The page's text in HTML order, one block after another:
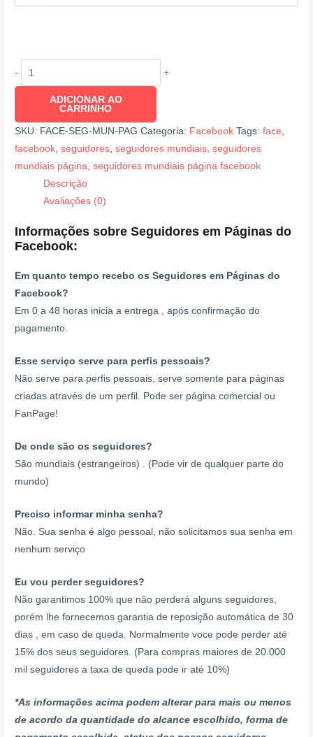
- +
ADICIONAR AO
CARRINHO
SKU: FACE-SEG-MUN-PAG Categoria: Facebook Tags:face
facebook ,seguidores ,seguidores mundiais ,seguidores
mundiais página ,seguidores mundiais página facebook
Descrição
Avaliações (0)
Informações sobre Seguidores em Páginas do
Facebook:
Em quanto tempo recebo os Seguidores em Páginas do
Facebook?
Em 0 a 48 horas inicia a entrega , após confirmação do
pagamento.
Esse serviço serve para perfis pessoais?
Não serve para perfis pessoais, serve somente para páginas
criadas através de um perfil. Pode ser página comercial ou
FanPage!
De onde são os seguidores?
São mundiais (estrangeiros) . (Pode vir de qualquer parte do
mundo)
Preciso informar minha senha?
Não. Sua senha é algo pessoal, não solicitamos sua senha em
nenhum serviço
Eu vou perder seguidores?
Não garantimos 100% que não perderá alguns seguidores,
porém lhe fornecemos garantia de reposição automática de 30
dias , em caso de queda. Normalmente voce pode perder até
15% dos seus seguidores. (Para compras maiores de 20.000
mil seguidores a taxa de queda pode ir até 10%)
*As informações acima podem alterar para mais ou menos
de acordo da quantidade do alcance escolhido, forma de